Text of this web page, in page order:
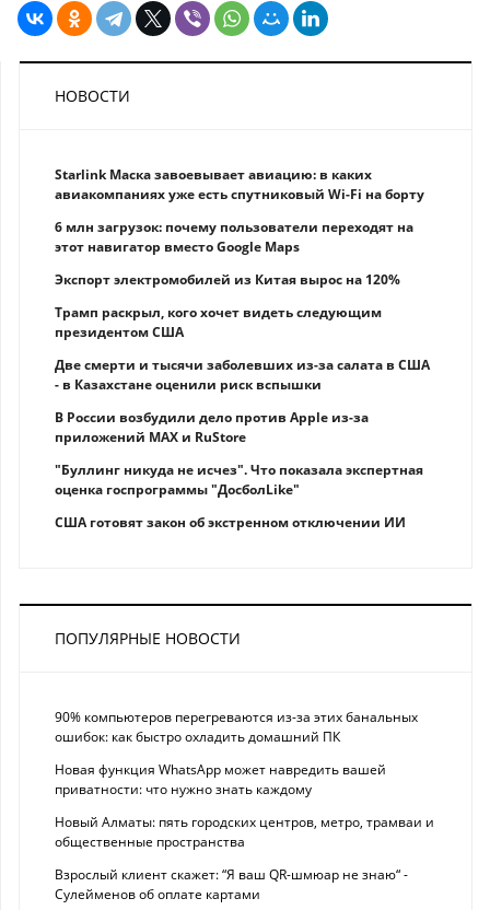
НОВОСТИ
Starlink Маска завоевывает авиацию: в каких
авиакомпаниях уже есть спутниковый Wi-Fi на борту
6 млн загрузок: почему пользователи переходят на
этот навигатор вместо Google Maps
Экспорт электромобилей из Китая вырос на 120%
Трамп раскрыл, кого хочет видеть следующим
президентом США
Две смерти и тысячи заболевших из-за салата в США
- в Казахстане оценили риск вспышки
В России возбудили дело против Apple из-за
приложений MAX и RuStore
"Буллинг никуда не исчез". Что показала экспертная
оценка госпрограммы "ДосболLike"
США готовят закон об экстренном отключении ИИ
ПОПУЛЯРНЫЕ НОВОСТИ
90% компьютеров перегреваются из-за этих банальных
ошибок: как быстро охладить домашний ПК
Новая функция WhatsApp может навредить вашей
приватности: что нужно знать каждому
Новый Алматы: пять городских центров, метро, трамваи и
общественные пространства
Взрослый клиент скажет: “Я ваш QR-шмюар не знаю“ -
Сулейменов об оплате картами